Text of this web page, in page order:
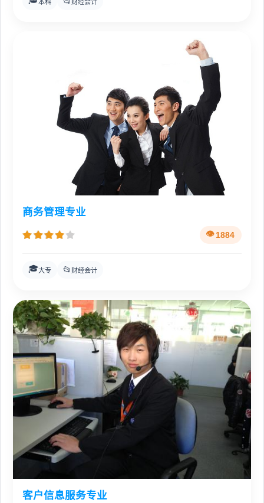
本科 财经会计
商务管理专业
1884
🎓大专 📂 财经会计
客户信息服务专业